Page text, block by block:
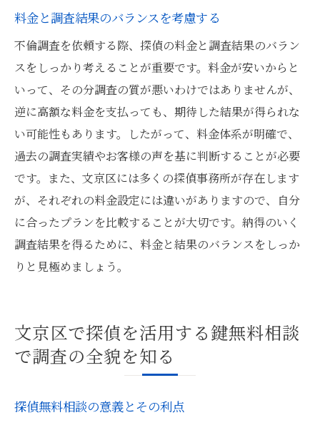
料金と調査結果のバランスを考慮する
不倫調査を依頼する際、探偵の料金と調査結果のバラン
スをしっかり考えることが重要です。料金が安いからと
いって、その分調査の質が悪いわけではありませんが、
逆に高額な料金を支払っても、期待した結果が得られな
い可能性もあります。したがって、料金体系が明確で、
過去の調査実績やお客様の声を基に判断することが必要
です。また、文京区には多くの探偵事務所が存在します
が、それぞれの料金設定には違いがありますので、自分
に合ったプランを比較することが大切です。納得のいく
調査結果を得るために、料金と結果のバランスをしっか
りと見極めましょう。
文京区で探偵を活用する鍵無料相談
で調査の全貌を知る
探偵無料相談の意義とその利点